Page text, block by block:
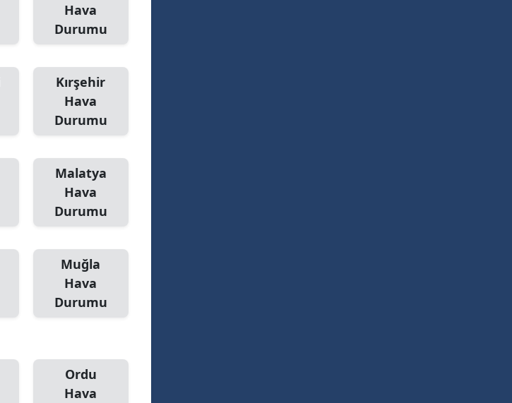
Hava
Durumu
Kırşehir
Hava
Durumu
Malatya
Hava
Durumu
Muğla
Hava
Durumu
Ordu
Hava